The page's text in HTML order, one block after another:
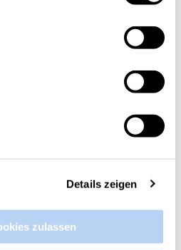
Details zeigen
zulassen